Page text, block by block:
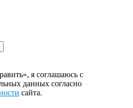
я соглашаюсь с
данных согласно
сайта.